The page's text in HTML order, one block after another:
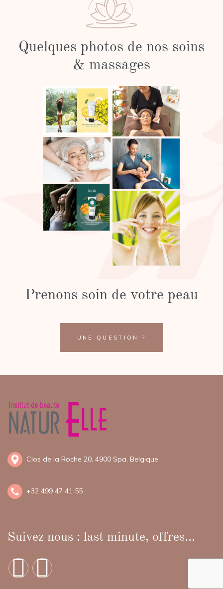
Quelques photos de nos soins
& massages
Prenons soin de votre peau
UNE QUESTION ?
Clos de la Roche 20, 4900 Spa, Belgique
+32 499 47 41 55
Suivez nous : last minute, offres...